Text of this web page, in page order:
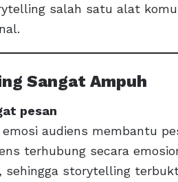
salah satu alat
Sangat Ampuh
pesan
audiens membantu
terhubung secara
sehingga storytelling